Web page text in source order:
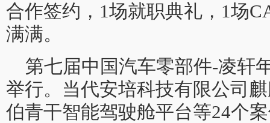
合作签约，1场就职典礼，1场
满满。
第七届中国汽车零部件-凌轩
举行。当代安培科技有限公司
伯青干智能驾驶舱平台等24个